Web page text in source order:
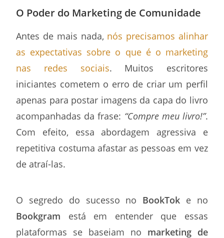
O Poder do Marketing de Comunidade
Antes de mais nada, nós precisamos alinhar
as expectativas sobre o que é o marketing
nas redes sociais. Muitos escritores
iniciantes cometem o erro de criar um perfil
apenas para postar imagens da capa do livro
acompanhadas da frase: “Compre meu livro!”.
Com efeito, essa abordagem agressiva e
repetitiva costuma afastar as pessoas em vez
de atraí-las.
O segredo do sucesso no BookTok e no
Bookgram está em entender que essas
plataformas se baseiam no marketing de